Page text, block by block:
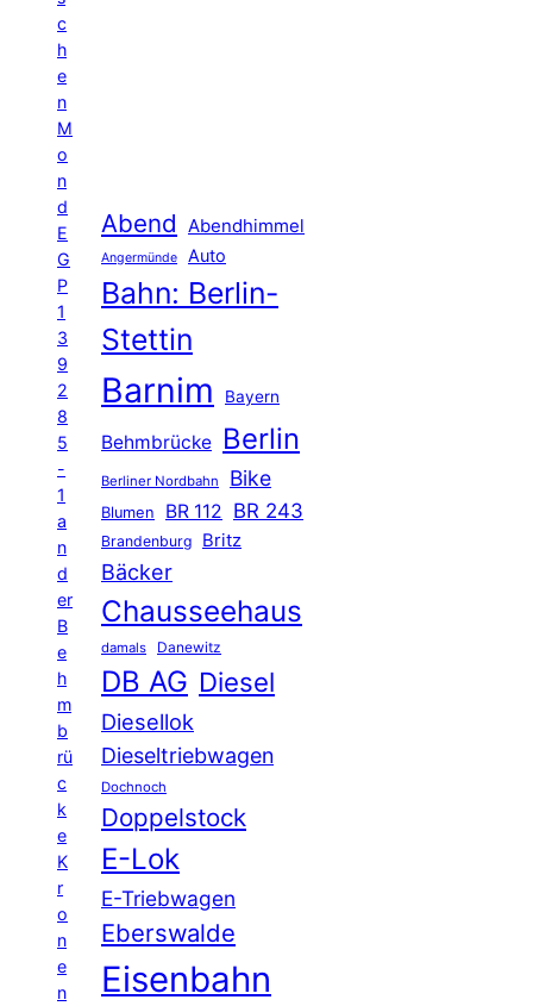
c
h
e
n
M
o
n
d
E
G
P
1
3
9
2
8
5
-
1
a
n
d
er
B
e
h
m
b
rü
c
k
e
K
r
o
n
e
n
Abend Abendhimmel
Angermünde Auto
Bahn: Berlin-
Stettin
Barnim Bayern
Behmbrücke Berlin
Berliner Nordbahn Bike
Blumen BR 112 BR 243
Brandenburg Britz
Bäcker
Chausseehaus
damals Danewitz
DB AG Diesel
Diesellok
Dieseltriebwagen
Dochnoch
Doppelstock
E-Lok
E-Triebwagen
Eberswalde
Eisenbahn